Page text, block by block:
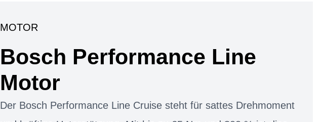
MOTOR
Bosch Performance Line
Motor
Der Bosch Performance Line Cruise steht für sattes Drehmoment